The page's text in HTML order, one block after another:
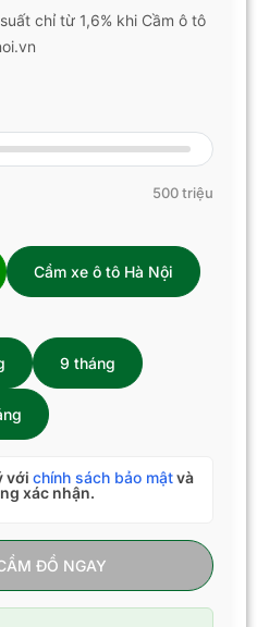
chỉ từ 1,6% khi Cầm ô tô
500 triệu
Cầm xe ô tô Hà Nội
9 tháng
với chính sách bảo mậtvà
xác nhận.
ĐỒ NGAY